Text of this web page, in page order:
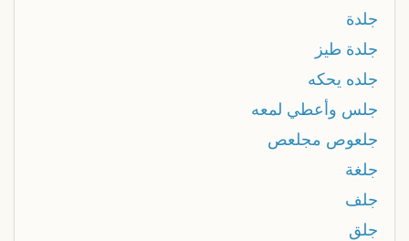
جلدة
جلدة طيز
جلده يحكه
جلس وأعطي لمعه
جلعوص مجلعص
جلغة
جلف
جلق